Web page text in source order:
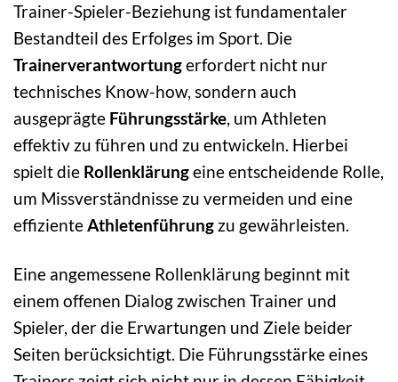
Trainer-Spieler-Beziehung ist fundamentaler
Bestandteil des Erfolges im Sport. Die
Trainerverantwortungerfordert nicht nur
technisches Know-how, sondern auch
ausgeprägte Führungsstärke, um Athleten
effektiv zu führen und zu entwickeln. Hierbei
spielt die Rollenklärungeine entscheidende Rolle,
um Missverständnisse zu vermeiden und eine
effizienteAthletenführung zu gewährleisten.
Eine angemessene Rollenklärung beginnt mit
einem offenen Dialog zwischen Trainer und
Spieler, der die Erwartungen und Ziele beider
Seiten berücksichtigt. Die Führungsstärke eines